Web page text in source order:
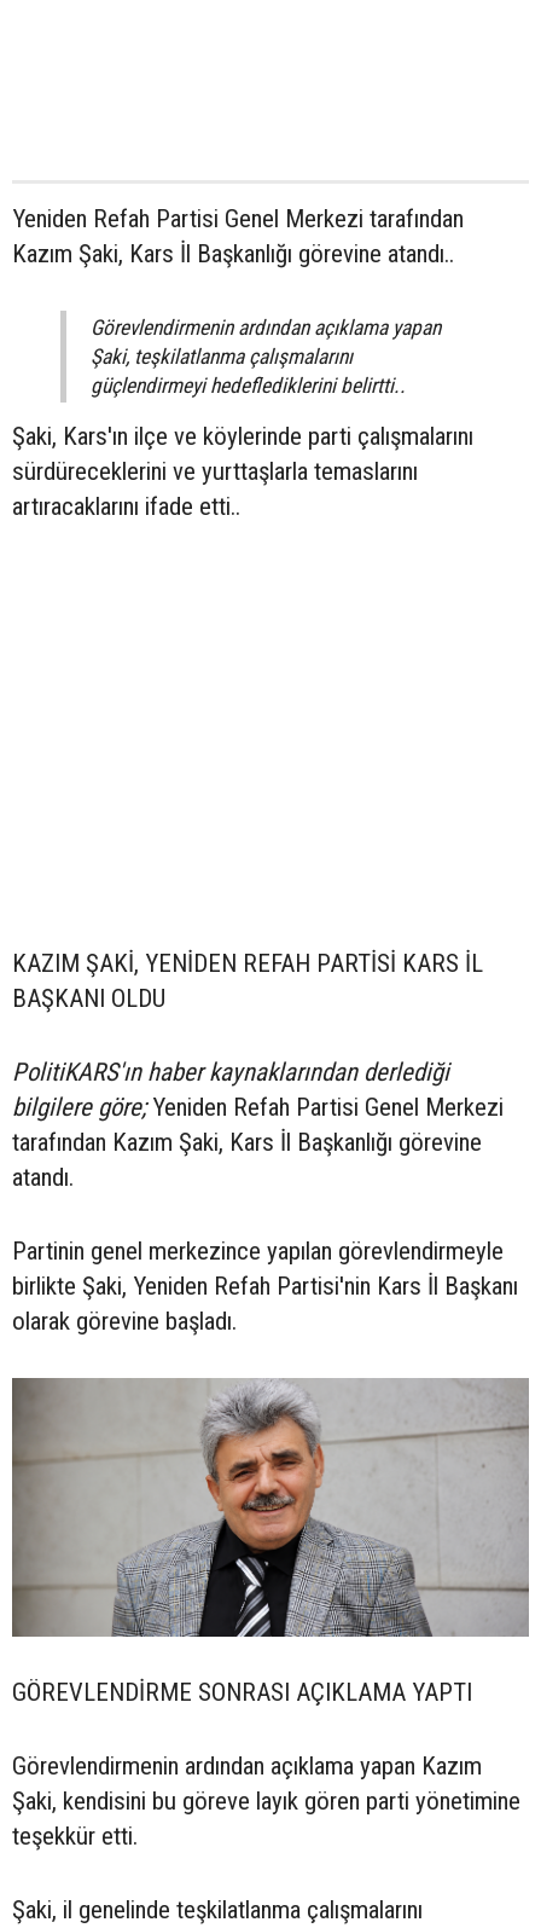
Yeniden Refah Partisi Genel Merkezi tarafından
Kazım Şaki, Kars İl Başkanlığı görevine atandı..
Görevlendirmenin ardından açıklama yapan
Şaki, teşkilatlanma çalışmalarını
güçlendirmeyi hedeflediklerini belirtti..
Şaki, Kars'ın ilçe ve köylerinde parti çalışmalarını
sürdüreceklerini ve yurttaşlarla temaslarını
artıracaklarını ifade etti..
KAZIM ŞAKİ, YENİDEN REFAH PARTİSİ KARS İL
BAŞKANI OLDU
PolitiKARS'ın haber kaynaklarından derlediği
bilgilere göre;Yeniden Refah Partisi Genel Merkezi
tarafından Kazım Şaki, Kars İl Başkanlığı görevine
atandı.
Partinin genel merkezince yapılan görevlendirmeyle
birlikte Şaki, Yeniden Refah Partisi'nin Kars İl Başkanı
olarak görevine başladı.
GÖREVLENDİRME SONRASI AÇIKLAMA YAPTI
Görevlendirmenin ardından açıklama yapan Kazım
Şaki, kendisini bu göreve layık gören parti yönetimine
teşekkür etti.
Şaki, il genelinde teşkilatlanma çalışmalarını